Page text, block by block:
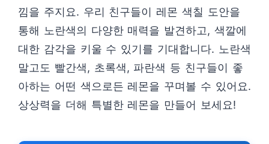
낌을 주지요. 우리 친구들이 레몬 색칠 도안을
통해 노란색의 다양한 매력을 발견하고, 색깔에
대한 감각을 키울 수 있기를 기대합니다. 노란색
말고도 빨간색, 초록색, 파란색 등 친구들이 좋
아하는 어떤 색으로든 레몬을 꾸며볼 수 있어요.
상상력을 더해 특별한 레몬을 만들어 보세요!